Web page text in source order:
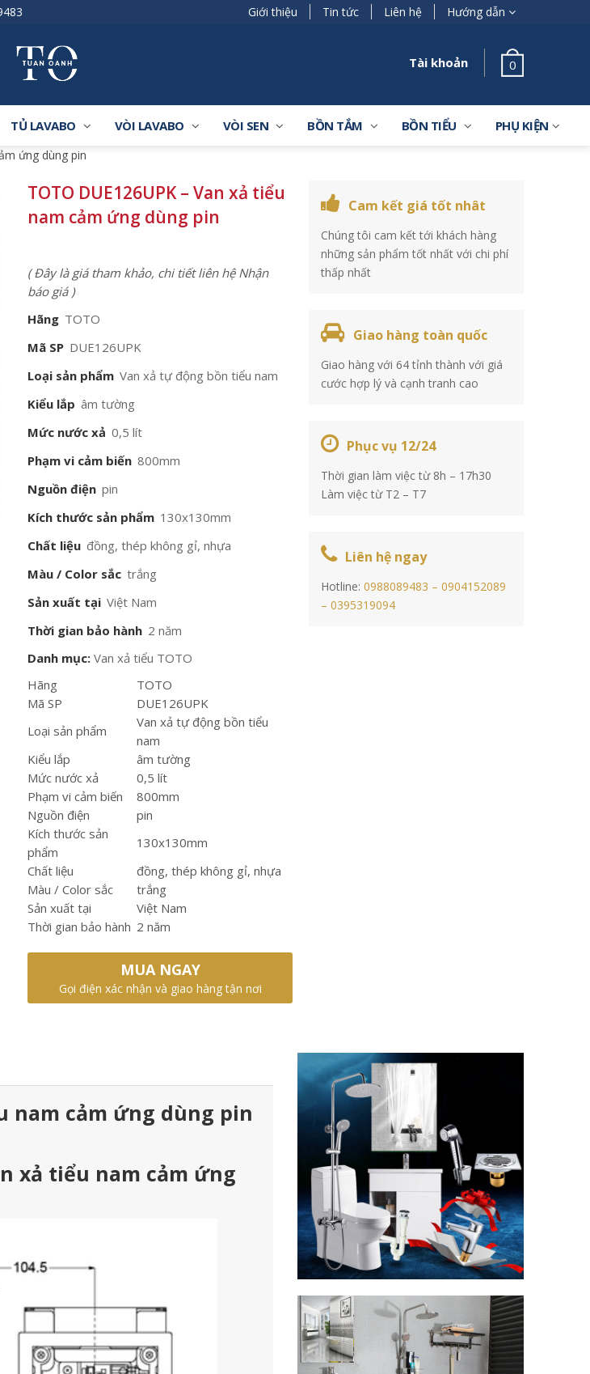
Giới thiệu Tin tức Liên hệ Hướng dẫn
Tài khoản 0
TỦ LAVABO VÒI LAVABO VÒI SEN BỒN TẮM BỒN TIỂU PHỤ KIỆN
ứng dùng pin
TOTO DUE126UPK – Van xả tiểu
nam cảm ứng dùng pin
( Đây là giá tham khảo, chi tiết liên hệ Nhận
báo giá )
Hãng TOTO
Mã SP DUE126UPK
Loại sản phẩm Van xả tự động bồn tiểu nam
Kiểu lắp âm tường
Mức nước xả 0,5 lít
Phạm vi cảm biến 800mm
Nguồn điện pin
Kích thước sản phẩm 130x130mm
Chất liệu đồng, thép không gỉ, nhựa
Màu / Color sắc trắng
Sản xuất tại Việt Nam
Thời gian bảo hành 2 năm
Danh mục: Van xả tiểu TOTO
Hãng
TOTO
Mã SP
DUE126UPK
Loại sản phẩm
Van xả tự động bồn tiểu
nam
Kiểu lắp
âm tường
Mức nước xả
0,5 lít
Phạm vi cảm biến
800mm
Nguồn điện
pin
Kích thước sản
phẩm
130x130mm
Chất liệu
đồng, thép không gỉ, nhựa
Màu / Color sắc
trắng
Sản xuất tại
Việt Nam
Thời gian bảo hành 2 năm
MUA NGAY
Gọi điện xác nhận và giao hàng tận nơi
Cam kết giá tốt nhât
Chúng tôi cam kết tới khách hàng
những sản phẩm tốt nhất với chi phí
thấp nhất
Giao hàng toàn quốc
Giao hàng với 64 tỉnh thành với giá
cước hợp lý và cạnh tranh cao
Phục vụ 12/24
Thời gian làm việc từ 8h – 17h30
Làm việc từ T2 – T7
Liên hệ ngay
Hotline: 0988089483 – 0904152089
– 0395319094
nam cảm ứng dùng pin
xả tiểu nam cảm ứng